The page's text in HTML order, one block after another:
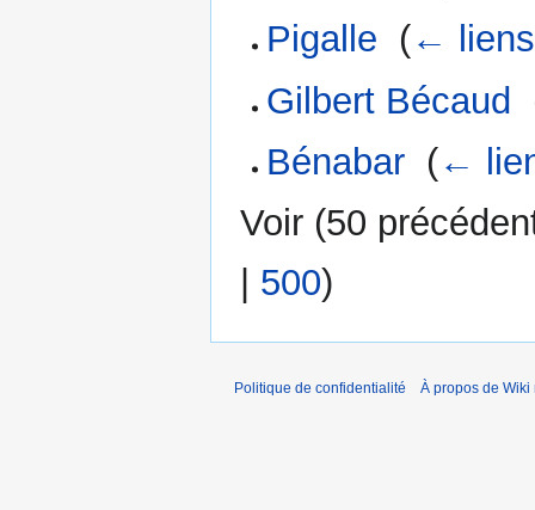
Pigalle (← liens
Gilbert Bécaud
Bénabar (←
Voir (50
500)
Politique de confidentialité À propos de